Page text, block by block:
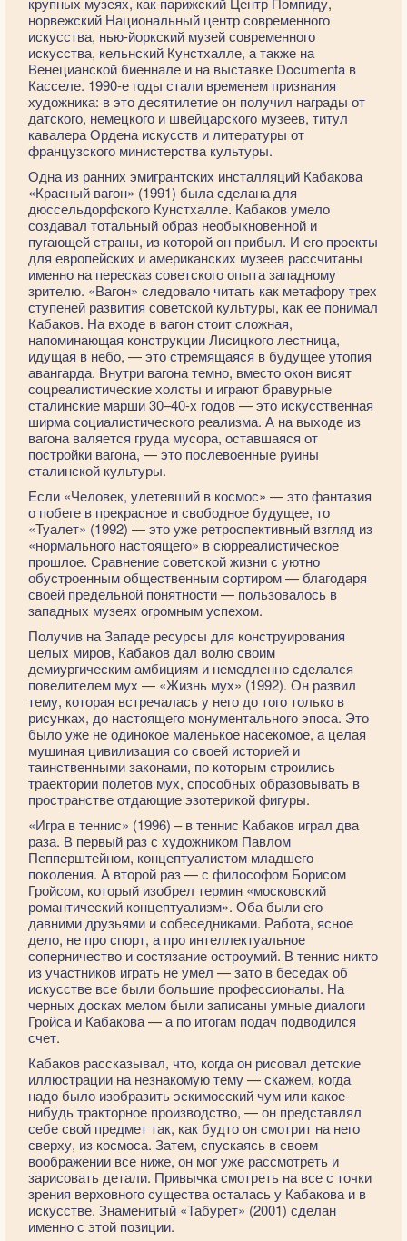
норвежский Национальный центр современного
искусства, нью-йоркский музей современного
искусства, кельнский Кунстхалле, а также на
Венецианской биеннале и на выставке Documenta в
Касселе. 1990-е годы стали временем признания
художника: в это десятилетие он получил награды от
датского, немецкого и швейцарского музеев, титул
кавалера Ордена искусств и литературы от
французского министерства культуры.
Одна из ранних эмигрантских инсталляций Кабакова
«Красный вагон» (1991) была сделана для
дюссельдорфского Кунстхалле. Кабаков умело
создавал тотальный образ необыкновенной и
пугающей страны, из которой он прибыл. И его проекты
для европейских и американских музеев рассчитаны
именно на пересказ советского опыта западному
зрителю. «Вагон» следовало читать как метафору трех
ступеней развития советской культуры, как ее понимал
Кабаков. На входе в вагон стоит сложная,
напоминающая конструкции Лисицкого лестница,
идущая в небо, — это стремящаяся в будущее утопия
авангарда. Внутри вагона темно, вместо окон висят
соцреалистические холсты и играют бравурные
сталинские марши 30–40-х годов — это искусственная
ширма социалистического реализма. А на выходе из
вагона валяется груда мусора, оставшаяся от
постройки вагона, — это послевоенные руины
сталинской культуры.
Если «Человек, улетевший в космос» — это фантазия
о побеге в прекрасное и свободное будущее, то
«Туалет» (1992) — это уже ретроспективный взгляд из
«нормального настоящего» в сюрреалистическое
прошлое. Сравнение советской жизни с уютно
обустроенным общественным сортиром — благодаря
своей предельной понятности — пользовалось в
западных музеях огромным успехом.
Получив на Западе ресурсы для конструирования
целых миров, Кабаков дал волю своим
демиургическим амбициям и немедленно сделался
повелителем мух — «Жизнь мух» (1992). Он развил
тему, которая встречалась у него до того только в
рисунках, до настоящего монументального эпоса. Это
было уже не одинокое маленькое насекомое, а целая
мушиная цивилизация со своей историей и
таинственными законами, по которым строились
траектории полетов мух, способных образовывать в
пространстве отдающие эзотерикой фигуры.
«Игра в теннис» (1996) – в теннис Кабаков играл два
раза. В первый раз с художником Павлом
Пепперштейном, концептуалистом младшего
поколения. А второй раз — с философом Борисом
Гройсом, который изобрел термин «московский
романтический концептуализм». Оба были его
давними друзьями и собеседниками. Работа, ясное
дело, не про спорт, а про интеллектуальное
соперничество и состязание остроумий. В теннис никто
из участников играть не умел — зато в беседах об
искусстве все были большие профессионалы. На
черных досках мелом были записаны умные диалоги
Гройса и Кабакова — а по итогам подач подводился
счет.
Кабаков рассказывал, что, когда он рисовал детские
иллюстрации на незнакомую тему — скажем, когда
надо было изобразить эскимосский чум или какое-
нибудь тракторное производство, — он представлял
себе свой предмет так, как будто он смотрит на него
сверху, из космоса. Затем, спускаясь в своем
воображении все ниже, он мог уже рассмотреть и
зарисовать детали. Привычка смотреть на все с точки
зрения верховного существа осталась у Кабакова и в
искусстве. Знаменитый «Табурет» (2001) сделан
именно с этой позиции.